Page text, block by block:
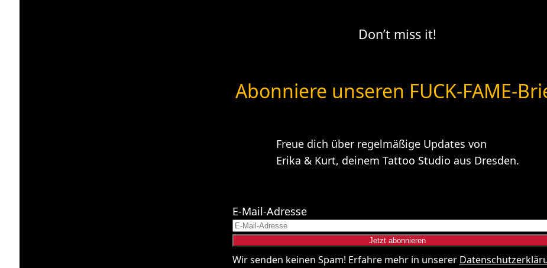
Don’t miss it!
Abonniere unseren FUCK-FAME-
Freue dich über regelmäßige Updates von
Erika & Kurt, deinem Tattoo Studio aus Dresden.
E-Mail-Adresse
Wir senden keinen Spam! Erfahre mehr in unserer